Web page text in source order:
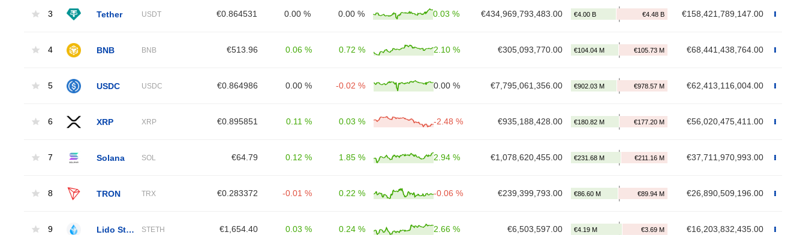
3 Tether USDT €0.864531 0.00 % 0.00 % 0.03 % €434,969,793,483.00 €158,421,789,147.00
4 BNB BNB €513.96 0.06 % 0.72 % 2.10 % €305,093,770.00 €68,441,438,764.00
5 USDC USDC €0.864986 0.00 % -0.02 % 0.00 % €7,795,061,356.00 €62,413,116,004.00
6 XRP XRP €0.895851 0.11 % 0.03 % -2.48 % €935,188,428.00 €56,020,475,411.00
7 Solana SOL €64.79 0.12 % 1.85 % 2.94 % €1,078,620,455.00 €37,711,970,993.00
8 TRON TRX €0.283372 -0.01 % 0.22 % -0.06 % €239,399,793.00 €26,890,509,196.00
9 STETH €1,654.40 0.03 % 0.24 % 2.66 % €6,503,597.00 €16,203,832,435.00